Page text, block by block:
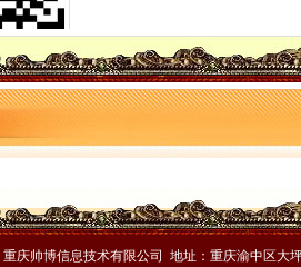
,快需要多久？-公交查询
购物中心同意投入运营_东方财富网
方写字楼3000蚊-梧州爱问分类
邮政快件中60%为奶—在线
说明书摘要_中电电机（）_
FFC抢先拥有-新华网重庆频道
苹果手机罪网络_国际财经报道
化联合应急协调中心考察调研（图）
社区工作者网
哪个好_百度知道
洋财富中心保税写字楼】,上海浦东外高
重庆帅博信息技术有限公司 地址：重庆渝中区大